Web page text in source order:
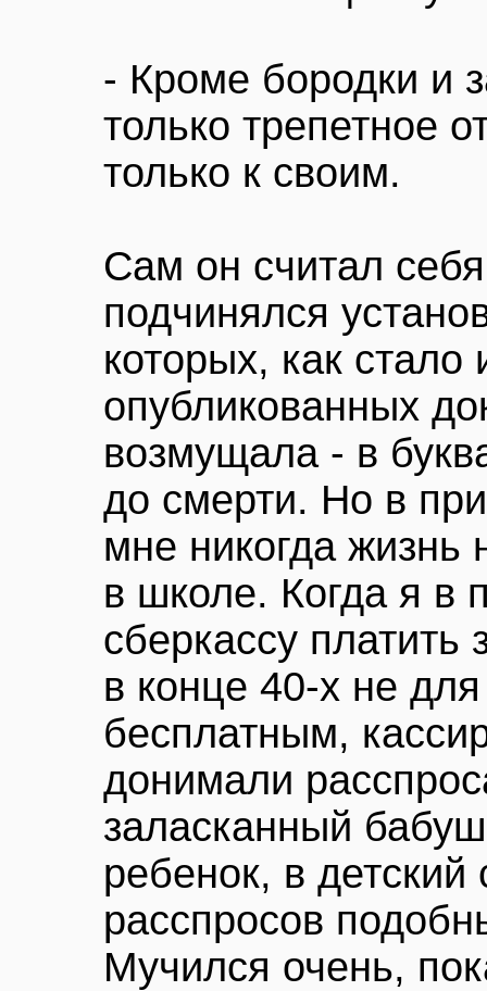
- Кроме бородки и
только трепетное
только к своим.
Сам он считал
подчинялся
которых, как стало
опубликованных
возмущала - в
до смерти. Но в
мне никогда жизнь
в школе. Когда я в
сберкассу
в конце 40-х не
бесплатным,
донимали
заласканный
ребенок, в
расспросов
Мучился очень,